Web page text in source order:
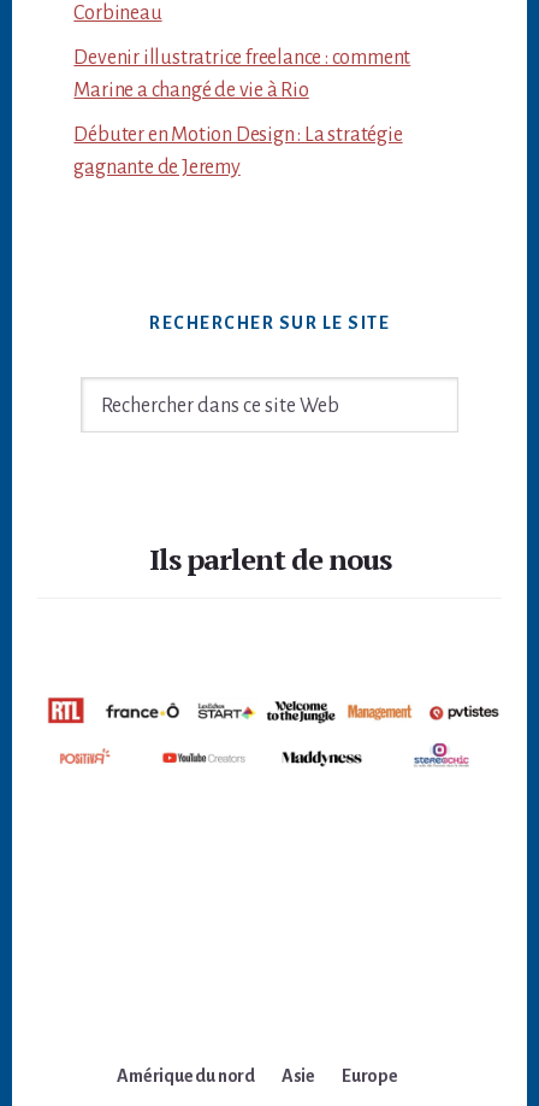
Corbineau
Devenir illustratrice freelance : comment
Marine a changé de vie à Rio
Débuter en Motion Design : La stratégie
gagnante de Jeremy
RECHERCHER SUR LE SITE
Rechercher
Ils parlent de nous
Amérique du nord Asie Europe